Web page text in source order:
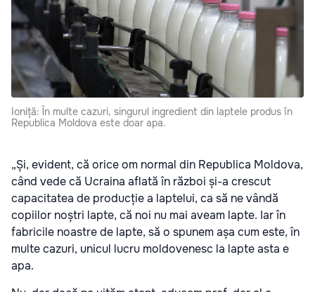
Ioniță: În multe cazuri, singurul ingredient din laptele produs în
Republica Moldova este doar apa.
„Și, evident, că orice om normal din Republica Moldova,
când vede că Ucraina aflată în război și-a crescut
capacitatea de producție a laptelui, ca să ne vândă
copiilor noștri lapte, că noi nu mai aveam lapte. Iar în
fabricile noastre de lapte, să o spunem așa cum este, în
multe cazuri, unicul lucru moldovenesc la lapte asta e
apa.